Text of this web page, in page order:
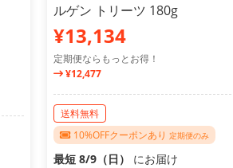
ルゲン トリーツ 180g
¥13,134
定期便ならもっとお得！
¥12,477
送料無料
10%OFFクーポンあり 定期便のみ
最短 8/9（日） にお届け